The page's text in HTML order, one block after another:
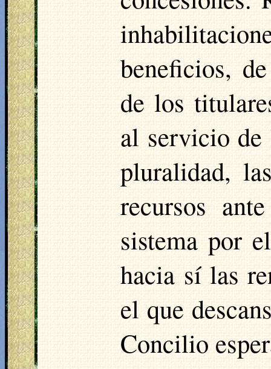
beneficios,
de los
al servicio
pluralidad,
recursos
sistema por
hacia sí las
el que
Concilio